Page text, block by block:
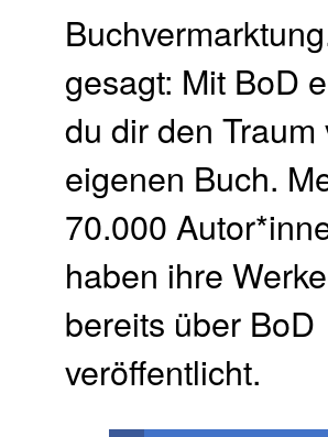
gesagt: Mit BoD
du dir den Traum
eigenen Buch.​
70.000
haben ihre Werke
bereits über BoD
veröffentlicht.